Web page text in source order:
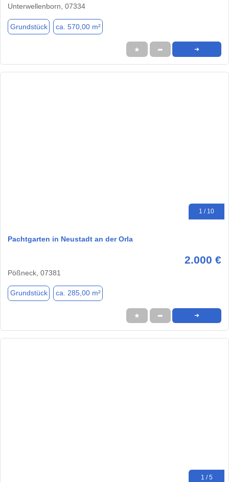
Unterwellenborn, 07334
Grundstück ca. 570,00 m²
★ ➦ ➜
1 / 10
Pachtgarten in Neustadt an der Orla
2.000 €
Pößneck, 07381
Grundstück ca. 285,00 m²
★ ➦ ➜
1 / 5